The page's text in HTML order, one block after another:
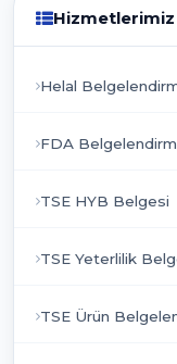
Hizmetlerimiz
Helal
FDA
TSE HYB Belgesi
TSE Yeterlilik
TSE Ürün